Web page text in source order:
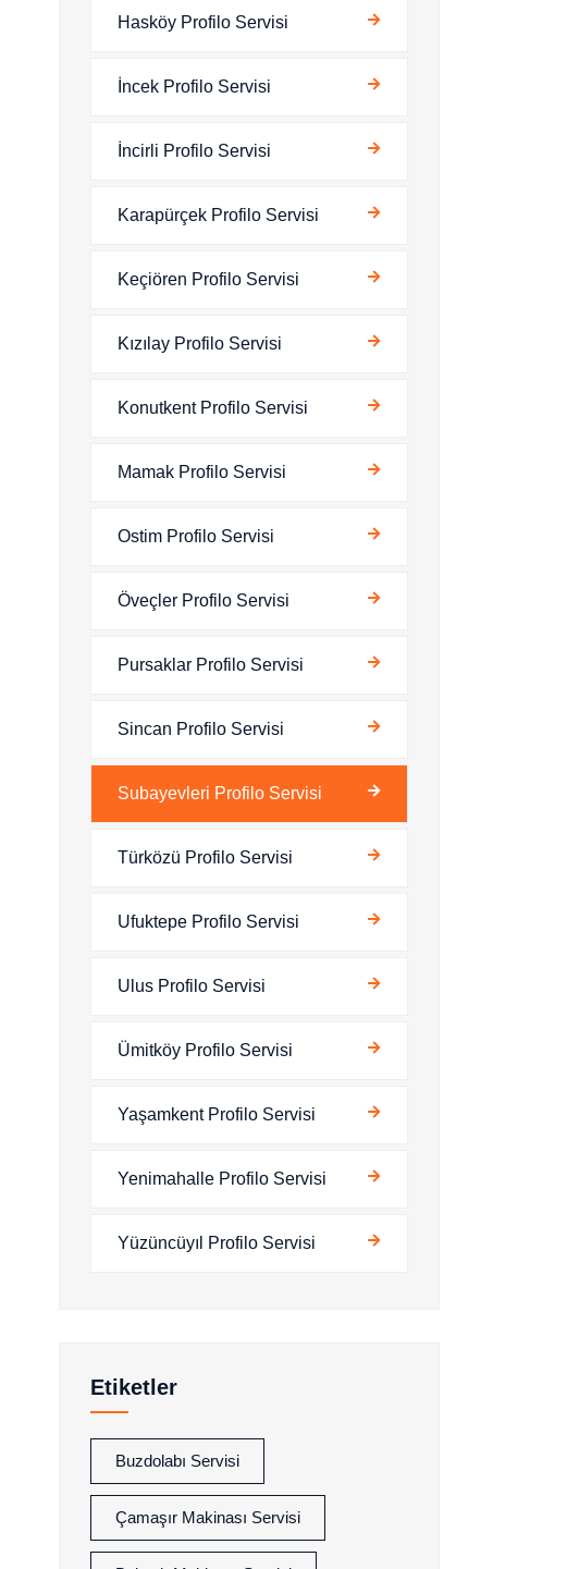
Hasköy Profilo Servisi
İncek Profilo Servisi
İncirli Profilo Servisi
Karapürçek Profilo Servisi
Keçiören Profilo Servisi
Kızılay Profilo Servisi
Konutkent Profilo Servisi
Mamak Profilo Servisi
Ostim Profilo Servisi
Öveçler Profilo Servisi
Pursaklar Profilo Servisi
Sincan Profilo Servisi
Subayevleri Profilo Servisi
Türközü Profilo Servisi
Ufuktepe Profilo Servisi
Ulus Profilo Servisi
Ümitköy Profilo Servisi
Yaşamkent Profilo Servisi
Yenimahalle Profilo Servisi
Yüzüncüyıl Profilo Servisi
Etiketler
Buzdolabı Servisi
Çamaşır Makinası Servisi